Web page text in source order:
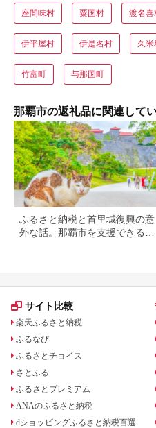
座間味村 粟国村 渡名喜
伊平屋村 伊是名村 久米
竹富町 与那国町
那覇市の返礼品に関連して
ふるさと納税と首里城復興の意
外な話。那覇市を支援できる返
サイト比較
楽天ふるさと納税
ふるなび
ふるさとチョイス
さとふる
ふるさとプレミアム
ANAのふるさと納税
dショッピングふるさと納税百選